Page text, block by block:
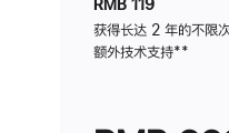
RMB 119
获得长达 2 年的不限
额外技术支持脚
**